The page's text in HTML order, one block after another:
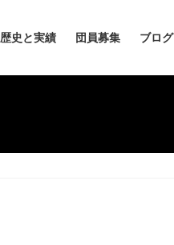
歴史と実績 団員募集 ブログ